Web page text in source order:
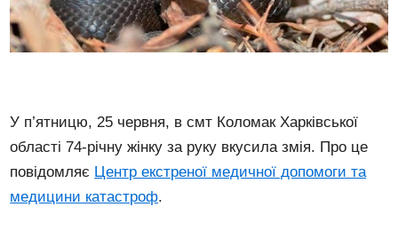
У п’ятницю, 25 червня, в смт Коломак Харківської
області 74-річну жінку за руку вкусила змія. Про це
повідомляє Центр екстреної медичної допомоги та
медицини катастроф.